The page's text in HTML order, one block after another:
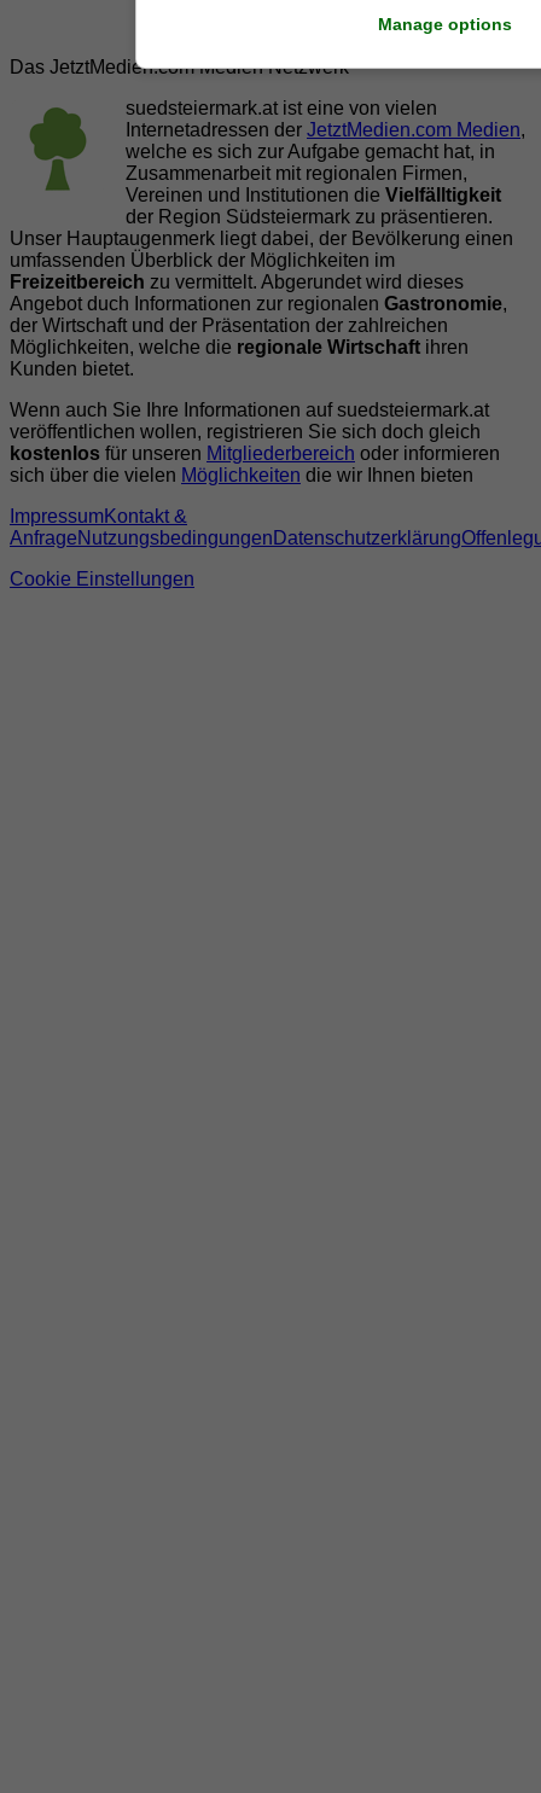
Das JetztMedien.com Medien Netzwerk
suedsteiermark.at ist eine von vielen
Internetadressen der JetztMedien.com Medien,
welche es sich zur Aufgabe gemacht hat, in
Zusammenarbeit mit regionalen Firmen,
Vereinen und Institutionen die Vielfälltigkeit
der Region Südsteiermark zu präsentieren.
Unser Hauptaugenmerk liegt dabei, der Bevölkerung einen
umfassenden Überblick der Möglichkeiten im
Freizeitbereich zu vermittelt. Abgerundet wird dieses
Angebot duch Informationen zur regionalen Gastronomie,
der Wirtschaft und der Präsentation der zahlreichen
Möglichkeiten, welche die regionale Wirtschaft ihren
Kunden bietet.
Wenn auch Sie Ihre Informationen auf suedsteiermark.at
veröffentlichen wollen, registrieren Sie sich doch gleich
kostenlos für unseren Mitgliederbereich oder informieren
sich über die vielen Möglichkeiten die wir Ihnen bieten
ImpressumKontakt &
AnfrageNutzungsbedingungen Datenschutzerklärung
Cookie Einstellungen
Manage options